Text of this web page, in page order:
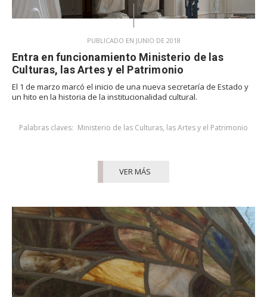
PUBLICADO EN JUNIO DE 2018
Entra en funcionamiento Ministerio de las
Culturas, las Artes y el Patrimonio
El 1 de marzo marcó el inicio de una nueva secretaría de Estado y
un hito en la historia de la institucionalidad cultural.
Palabras claves: Ministerio de las Culturas, las Artes y el Patrimonio
VER MÁS